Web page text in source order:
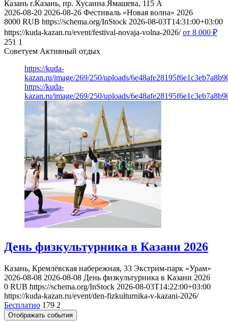
Казань г.Казань, пр. Хусаина Ямашева, 115 A
2026-08-20 2026-08-26 Фестиваль «Новая волна» 2026
8000 RUB https://schema.org/InStock 2026-08-03T14:31:00+03:00
https://kuda-kazan.ru/event/festival-novaja-volna-2026/ от 8 000 ₽
251 1
Советуем Активный отдых
https://kuda-
kazan.ru/image/269/250/uploads/
https://kuda-
kazan.ru/image/269/250/uploads/
День физкультурника в Казани 2026
Казань, Кремлёвская набережная, 33 Экстрим-парк «Урам»
2026-08-08 2026-08-08 День физкультурника в Казани 2026
0 RUB https://schema.org/InStock 2026-08-03T14:22:00+03:00
https://kuda-kazan.ru/event/den-fizkulturnika-v-kazani-2026/
Бесплатно 179 2
Отображать события